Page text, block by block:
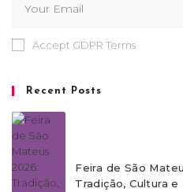
Accept GDPR Terms
Recent Posts
Feira de São
Tradição, Cultura e